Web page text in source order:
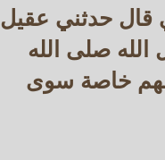
قال حدثني عقيل
صلى الله
خاصة سوى